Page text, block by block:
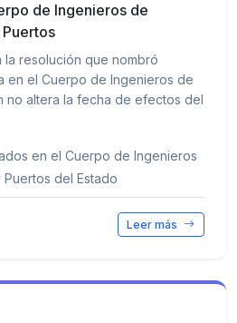
de Ingenieros de
resolución que nombró
en el Cuerpo de Ingenieros de
no altera la fecha de efectos del
en el Cuerpo de Ingenieros
del Estado
Leer más